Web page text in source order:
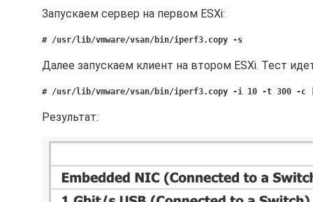
Запускаем сервер на первом ESXi:
# /usr/lib/vmware/vsan/bin/iperf3.copy -s
Далее запускаем клиент на втором ESXi. Тест
# /usr/lib/vmware/vsan/bin/iperf3.copy -i 10 -t 300 -c
Результат: